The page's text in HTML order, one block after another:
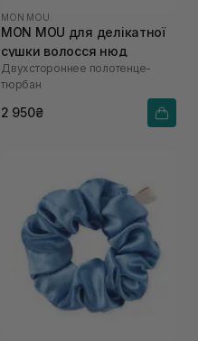
MON MOU
MON MOU для делікатної
сушки волосся нюд
Двухстороннее полотенце-
тюрбан
2 950₴